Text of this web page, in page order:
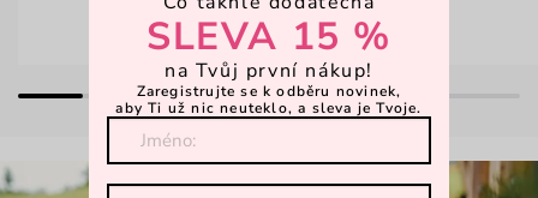
SLEVA 15 %
na Tvůj první nákup!
Zaregistrujte se k odběru novinek,
aby Ti už nic neuteklo, a sleva je Tvoje.